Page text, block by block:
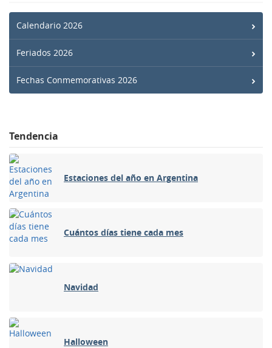
Calendario 2026
Feriados 2026
Fechas Conmemorativas 2026
Tendencia
Estaciones del año en Argentina
Cuántos días tiene cada mes
Navidad
Halloween